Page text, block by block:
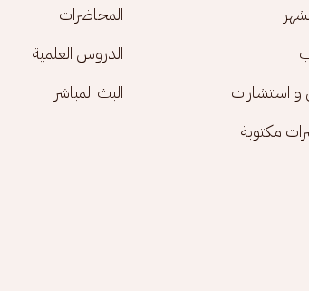
المحاضرات
الدروس العلمية
و استشارات
البث المباشر
مكتوبة